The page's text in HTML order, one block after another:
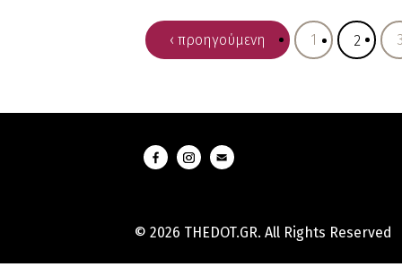
‹ προηγούμενη 1 2
© 2026 THEDOT.GR. All Rights Reserved